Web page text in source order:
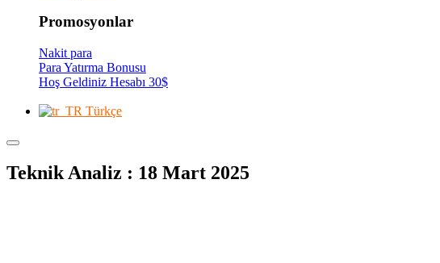
Promosyonlar
Nakit para
Para Yatırma Bonusu
Hoş Geldiniz Hesabı 30$
Türkçe
Teknik Analiz : 18 Mart 2025